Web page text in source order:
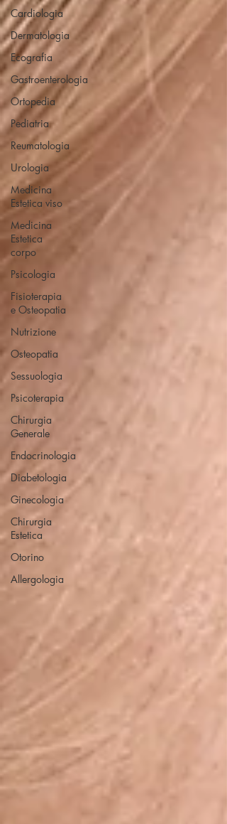
Cardiologia
Dermatologia
Ecografia
Gastroenterologia
Ortopedia
Pediatria
Reumatologia
Urologia
Medicina
Estetica viso
Medicina
Estetica
corpo
Psicologia
Fisioterapia
e Osteopatia
Nutrizione
Osteopatia
Sessuologia
Psicoterapia
Chirurgia
Generale
Endocrinologia
Diabetologia
Ginecologia
Chirurgia
Estetica
Otorino
Allergologia